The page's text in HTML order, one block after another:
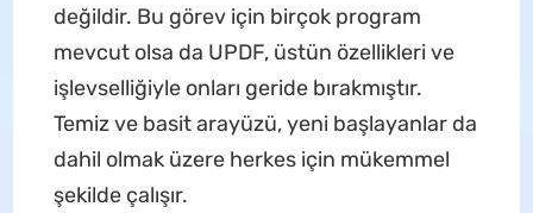
değildir. Bu görev için birçok program
mevcut olsa da UPDF, üstün özellikleri ve
işlevselliğiyle onları geride bırakmıştır.
Temiz ve basit arayüzü, yeni başlayanlar da
dahil olmak üzere herkes için mükemmel
şekilde çalışır.